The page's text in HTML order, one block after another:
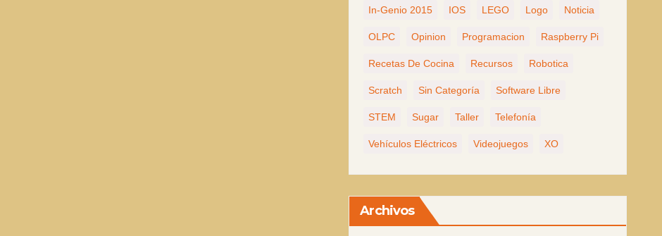
In-Genio 2015 IOS LEGO Logo Noticia
OLPC Opinion Programacion Raspberry Pi
Recetas De Cocina Recursos Robotica
Scratch Sin Categoría Software Libre
STEM Sugar Taller Telefonía
Vehículos Eléctricos Videojuegos XO
Archivos